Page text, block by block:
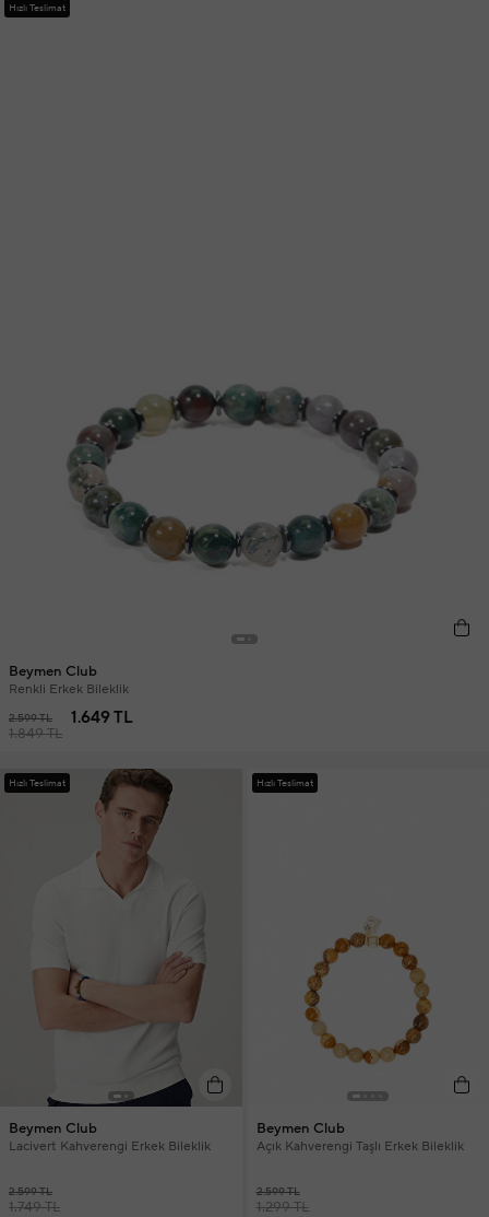
Hızlı Teslimat
Beymen Club
Renkli Erkek Bileklik
2.599 TL
1.849 TL
1.649 TL
Hızlı Teslimat
Beymen Club
Lacivert Kahverengi Erkek Bileklik
2.599 TL
1.749 TL
Hızlı Teslimat
Beymen Club
Açık Kahverengi Taşlı Erkek Bileklik
2.599 TL
1.299 TL